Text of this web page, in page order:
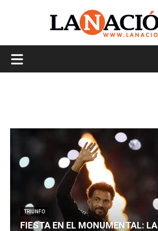
TRIUNFO
FIESTA EN EL MONUMENTAL: LA